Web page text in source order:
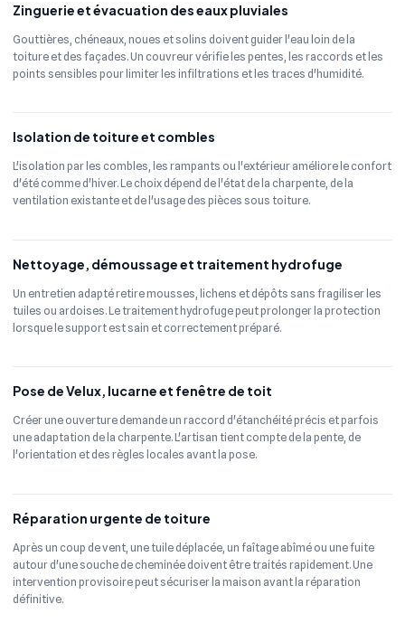
Zinguerie et évacuation des eaux pluviales
Gouttières, chéneaux, noues et solins doivent guider l'eau loin de la
toiture et des façades. Un couvreur vérifie les pentes, les raccords et les
points sensibles pour limiter les infiltrations et les traces d'humidité.
Isolation de toiture et combles
L'isolation par les combles, les rampants ou l'extérieur améliore le confort
d'été comme d'hiver. Le choix dépend de l'état de la charpente, de la
ventilation existante et de l'usage des pièces sous toiture.
Nettoyage, démoussage et traitement hydrofuge
Un entretien adapté retire mousses, lichens et dépôts sans fragiliser les
tuiles ou ardoises. Le traitement hydrofuge peut prolonger la protection
lorsque le support est sain et correctement préparé.
Pose de Velux, lucarne et fenêtre de toit
Créer une ouverture demande un raccord d'étanchéité précis et parfois
une adaptation de la charpente. L'artisan tient compte de la pente, de
l'orientation et des règles locales avant la pose.
Réparation urgente de toiture
Après un coup de vent, une tuile déplacée, un faîtage abîmé ou une fuite
autour d'une souche de cheminée doivent être traités rapidement. Une
intervention provisoire peut sécuriser la maison avant la réparation
définitive.